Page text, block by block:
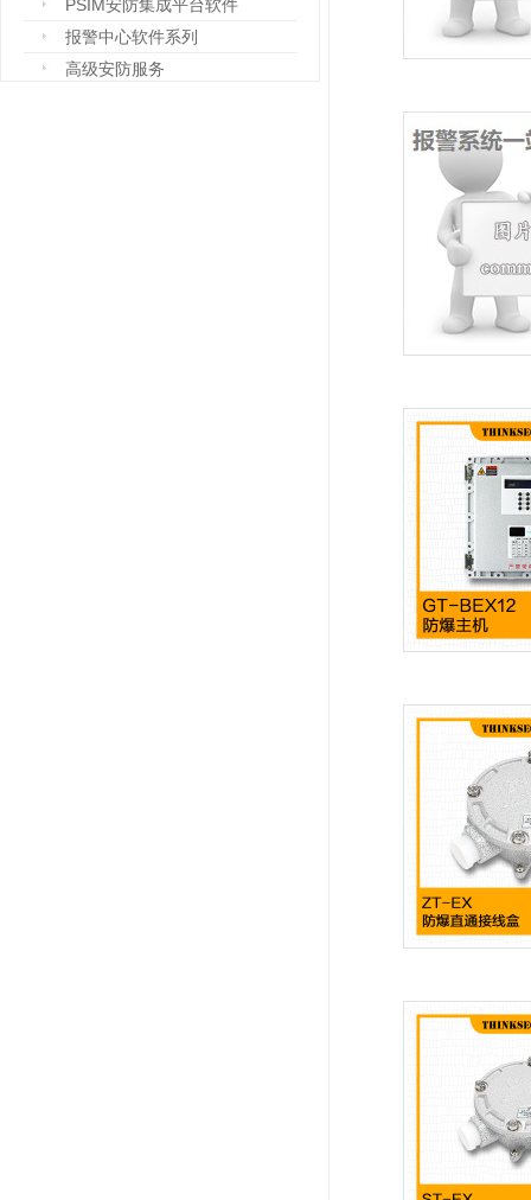
PSIM安防集成平台软件
报警中心软件系列
高级安防服务